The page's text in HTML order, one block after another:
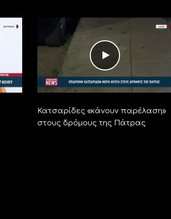
Κατσαρίδες «κάνουν παρέλαση»
στους δρόμους της Πάτρας